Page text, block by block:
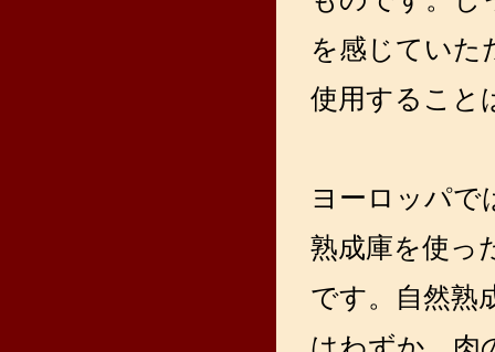
を感じていた
使用すること
ヨーロッパで
熟成庫を使っ
です。自然熟